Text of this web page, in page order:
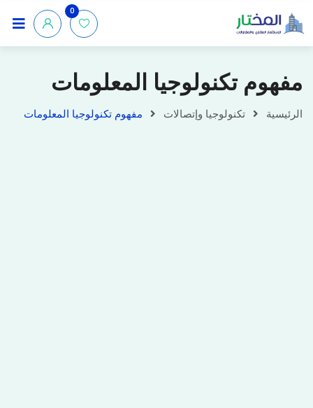
0
مفهوم تكنولوجيا المعلومات
الرئيسية تكنولوجيا وإتصالات مفهوم تكنولوجيا المعلومات